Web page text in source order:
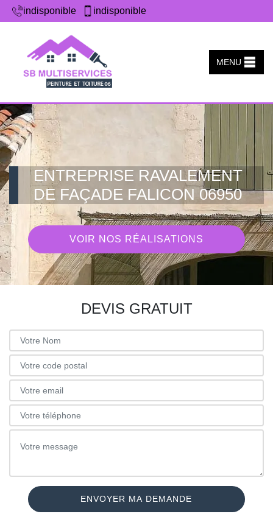
indisponible indisponible
MENU
ENTREPRISE RAVALEMENT
DE FAÇADE FALICON 06950
VOIR NOS RÉALISATIONS
DEVIS GRATUIT